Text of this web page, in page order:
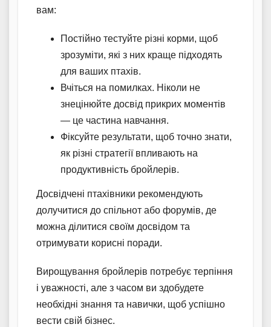
вам:
Постійно тестуйте різні корми, щоб
зрозуміти, які з них краще підходять
для ваших птахів.
Вчіться на помилках. Ніколи не
знецінюйте досвід прикрих моментів
— це частина навчання.
Фіксуйте результати, щоб точно знати,
як різні стратегії впливають на
продуктивність бройлерів.
Досвідчені птахівники рекомендують
долучитися до спільнот або форумів, де
можна ділитися своїм досвідом та
отримувати корисні поради.
Вирощування бройлерів потребує терпіння
і уважності, але з часом ви здобудете
необхідні знання та навички, щоб успішно
вести свій бізнес.